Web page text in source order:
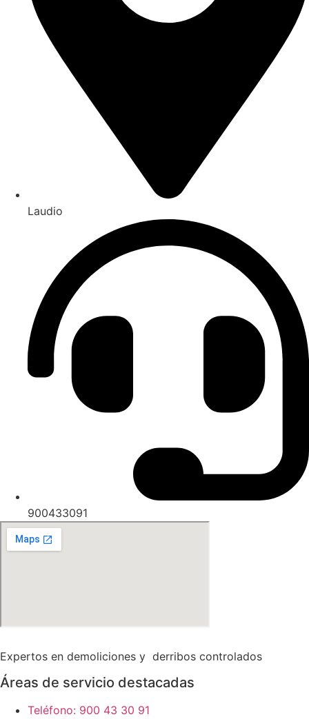
Laudio
900433091
Expertos en demoliciones y derribos controlados
Áreas de servicio destacadas
Teléfono: 900 43 30 91